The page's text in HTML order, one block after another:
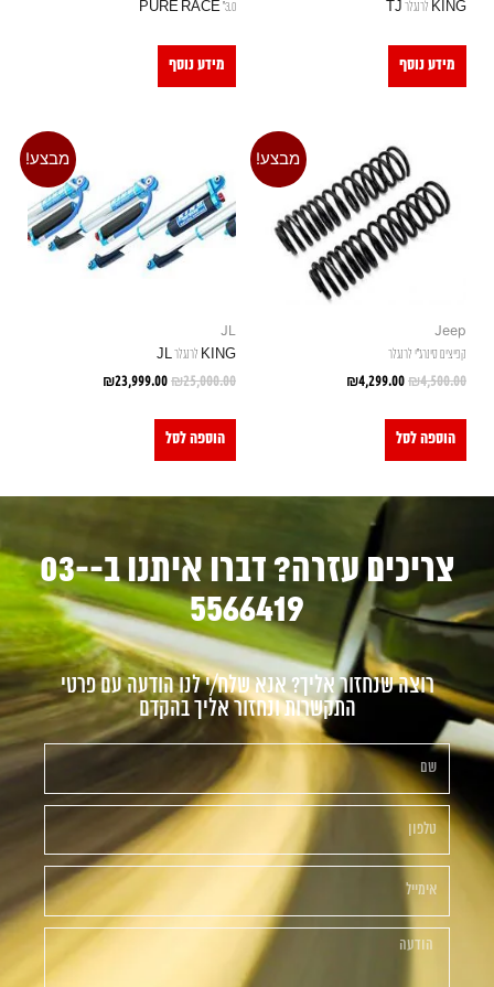
KING לרנגלר TJ
מידע נוסף
3.0" PURE RACE
מידע נוסף
מבצע!
Jeep
קפיצים סינרג"י לרנגלר
₪4,500.00
₪4,299.00
הוספה לסל
מבצע!
JL
KING לרנגלר JL
₪25,000.00
₪23,999.00
הוספה לסל
צריכים עזרה? דברו איתנו ב-03-
5566419
רוצה שנחזור אליך? אנא שלח/י לנו הודעה עם פרטי
התקשרות ונחזור אליך בהקדם